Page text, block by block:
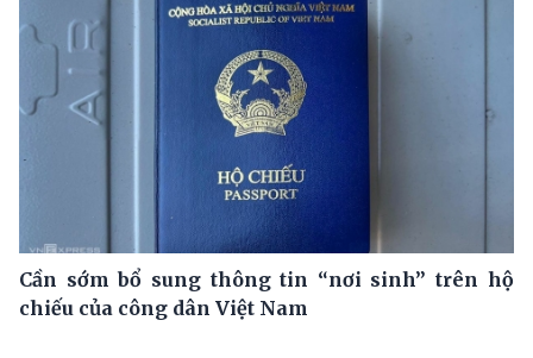
Cần sớm bổ sung thông tin “nơi sinh” trên hộ
chiếu của công dân Việt Nam